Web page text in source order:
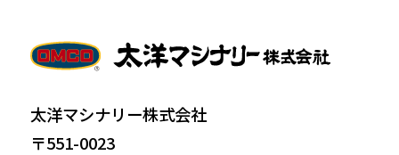
太洋マシナリー株式会社
〒551-0023